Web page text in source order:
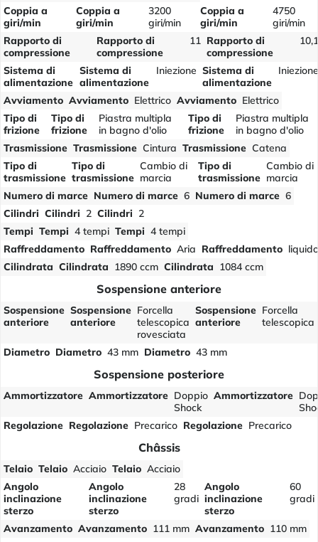
Coppia a
giri/min
Coppia a
giri/min
3200
giri/min
Coppia a
giri/min
4750
giri/min
Rapporto di
compressione
Rapporto di
compressione
11 Rapporto di
compressione
10,1
Sistema di
alimentazione
Sistema di
alimentazione
Iniezione Sistema di
alimentazione
Iniezione
Avviamento Avviamento Elettrico Avviamento Elettrico
Tipo di
frizione
Tipo di
frizione
Piastra multipla
in bagno d'olio
Tipo di
frizione
Piastra multipla
in bagno d'olio
Trasmissione Trasmissione Cintura Trasmissione Catena
Tipo di
trasmissione
Tipo di
trasmissione
Cambio di
marcia
Tipo di
trasmissione
Cambio di
marcia
Numero di marce Numero di marce 6 Numero di marce 6
Cilindri Cilindri 2 Cilindri 2
Tempi Tempi 4 tempi Tempi 4 tempi
Raffreddamento Raffreddamento Aria Raffreddamento liquido
Cilindrata Cilindrata 1890 ccm Cilindrata 1084 ccm
Sospensione anteriore
Sospensione
anteriore
Sospensione
anteriore
Forcella
telescopica
rovesciata
Sospensione
anteriore
Forcella
telescopica
Diametro Diametro 43 mm Diametro 43 mm
Sospensione posteriore
Ammortizzatore Ammortizzatore Doppio
Shock
Ammortizzatore
Regolazione Regolazione Precarico Regolazione Precarico
Châssis
Telaio Telaio Acciaio Telaio Acciaio
Angolo
inclinazione
sterzo
Angolo
inclinazione
sterzo
28
gradi
Angolo
inclinazione
sterzo
60
gradi
Avanzamento Avanzamento 111 mm Avanzamento 110 mm